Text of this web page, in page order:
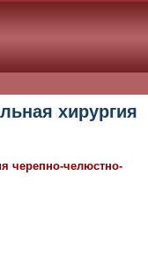
хирургия
черепно-челюстно-